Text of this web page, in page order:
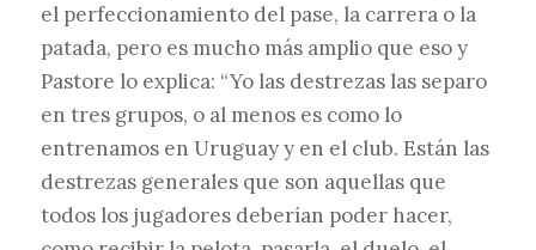
el perfeccionamiento del pase, la carrera o la
patada, pero es mucho más amplio que eso y
Pastore lo explica: “Yo las destrezas las separo
en tres grupos, o al menos es como lo
entrenamos en Uruguay y en el club. Están las
destrezas generales que son aquellas que
todos los jugadores deberían poder hacer,